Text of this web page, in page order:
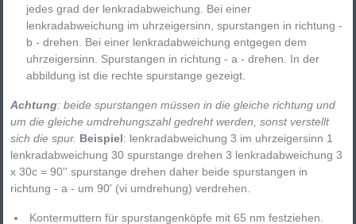
jedes grad der lenkradabweichung. Bei einer
lenkradabweichung im uhrzeigersinn, spurstangen in richtung -
b - drehen. Bei einer lenkradabweichung entgegen dem
uhrzeigersinn. Spurstangen in richtung - a - drehen. In der
abbildung ist die rechte spurstange gezeigt.
Achtung: beide spurstangen müssen in die gleiche richtung und
um die gleiche umdrehungszahl gedreht werden, sonst verstellt
sich die spur. Beispiel: lenkradabweichung 3 im uhrzeigersinn 1
lenkradabweichung 30 spurstange drehen 3 lenkradabweichung 3
x 30c = 90'' spurstange drehen daher beide spurstangen in
richtung - a - um 90' (vi umdrehung) verdrehen.
Kontermuttern für spurstangenköpfe mit 65 nm festziehen.